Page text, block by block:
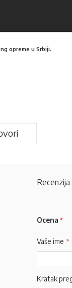
opreme u Srbiji.
Recenzija
Ocena
Vaše ime
Kratak